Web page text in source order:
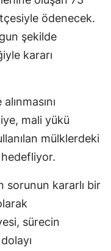
ödenecek.
şekilde
kararı
mali yükü
mülklerdeki
sorunun kararlı bir
sürecin